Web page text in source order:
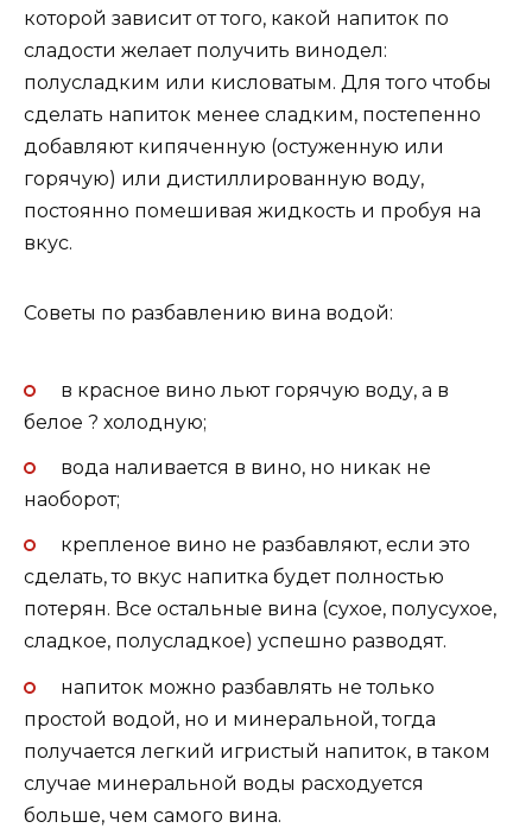
которой зависит от того, какой напиток по
сладости желает получить винодел:
полусладким или кисловатым. Для того чтобы
сделать напиток менее сладким, постепенно
добавляют кипяченную (остуженную или
горячую) или дистиллированную воду,
постоянно помешивая жидкость и пробуя на
вкус.
Советы по разбавлению вина водой:
в красное вино льют горячую воду, а в
белое ? холодную;
вода наливается в вино, но никак не
наоборот;
крепленое вино не разбавляют, если это
сделать, то вкус напитка будет полностью
потерян. Все остальные вина (сухое, полусухое,
сладкое, полусладкое) успешно разводят.
напиток можно разбавлять не только
простой водой, но и минеральной, тогда
получается легкий игристый напиток, в таком
случае минеральной воды расходуется
больше, чем самого вина.